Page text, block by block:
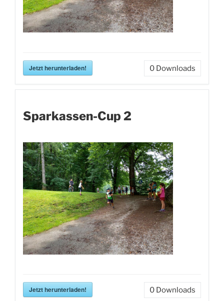
Jetzt herunterladen! 0 Downloads
Sparkassen-Cup 2
Jetzt herunterladen! 0 Downloads